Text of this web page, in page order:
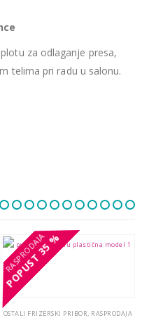
za odlaganje presa,
telima pri radu u salonu.
POPUST
35 %
POPUST
35 %
OSTALI FRIZERSKI PRIBOR, RASPRODAJA